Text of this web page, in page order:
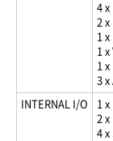
4 x
2 x
1
1
1
3
INTERNAL I/O
1
2 x
4 x